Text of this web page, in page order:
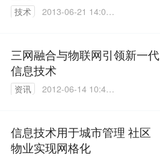
技术
2013-06-21 14:07:
三网融合与物联网引领新一代
信息技术
资讯
2012-06-14 10:43:
信息技术用于城市管理 社区
物业实现网格化